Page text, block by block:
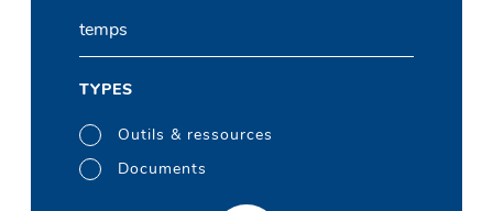
TYPES
Outils & ressources
Documents